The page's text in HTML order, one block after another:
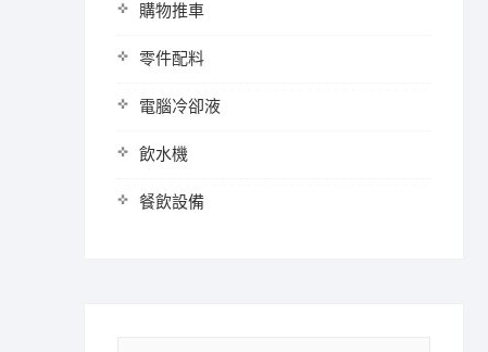
購物推車
零件配料
電腦冷卻液
飲水機
餐飲設備